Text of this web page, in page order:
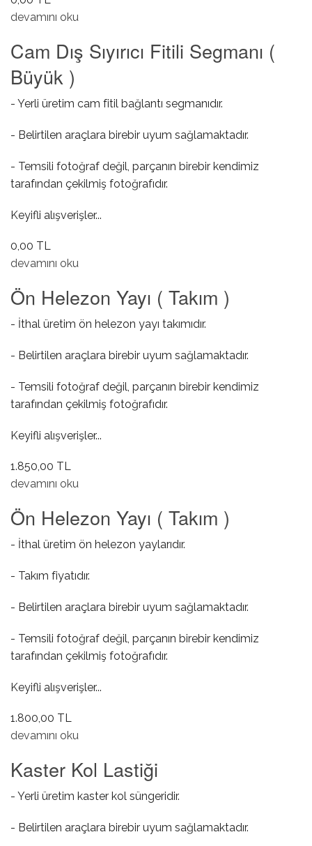
Koltuk Ayar ( Yatırma ) Kolu ( KAPAKSIZ ) hakkında
devamını oku
Cam Dış Sıyırıcı Fitili Segmanı (
Büyük )
- Yerli üretim cam fitil bağlantı segmanıdır.
- Belirtilen araçlara birebir uyum sağlamaktadır.
- Temsili fotoğraf değil, parçanın birebir kendimiz
tarafından çekilmiş fotoğrafıdır.
Keyifli alışverişler...
0,00 TL
Cam Dış Sıyırıcı Fitili Segmanı ( Büyük ) hakkında
devamını oku
Ön Helezon Yayı ( Takım )
- İthal üretim ön helezon yayı takımıdır.
- Belirtilen araçlara birebir uyum sağlamaktadır.
- Temsili fotoğraf değil, parçanın birebir kendimiz
tarafından çekilmiş fotoğrafıdır.
Keyifli alışverişler...
1.850,00 TL
Ön Helezon Yayı ( Takım ) hakkında
devamını oku
Ön Helezon Yayı ( Takım )
- İthal üretim ön helezon yaylarıdır.
- Takım fiyatıdır.
- Belirtilen araçlara birebir uyum sağlamaktadır.
- Temsili fotoğraf değil, parçanın birebir kendimiz
tarafından çekilmiş fotoğrafıdır.
Keyifli alışverişler...
1.800,00 TL
Ön Helezon Yayı ( Takım ) hakkında
devamını oku
Kaster Kol Lastiği
- Yerli üretim kaster kol süngeridir.
- Belirtilen araçlara birebir uyum sağlamaktadır.